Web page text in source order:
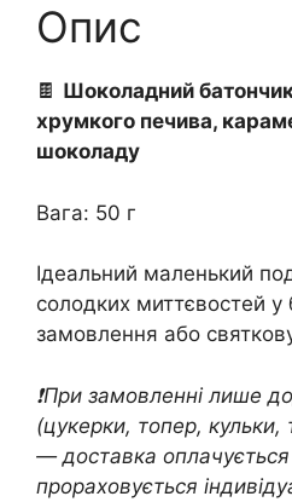
Опис
🍫 Шоколадний
хрумкого печива,
шоколаду
Вага: 50 г
Ідеальний маленький
солодких миттєвостей у
замовлення або
❗️При замовленні лише
(цукерки, топер, кульки,
— доставка
прораховується